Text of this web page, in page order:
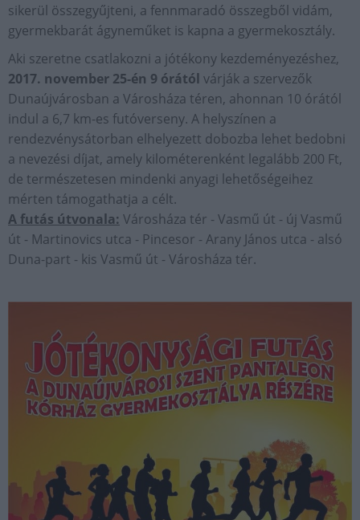
sikerül összegyűjteni, a fennmaradó összegből vidám,
gyermekbarát ágyneműket is kapna a gyermekosztály.
Aki szeretne csatlakozni a jótékony kezdeményezéshez,
2017. november 25-én 9 órától várják a szervezők
Dunaújvárosban a Városháza téren, ahonnan 10 órától
indul a 6,7 km-es futóverseny. A helyszínen a
rendezvénysátorban elhelyezett dobozba lehet bedobni
a nevezési díjat, amely kilométerenként legalább 200 Ft,
de természetesen mindenki anyagi lehetőségeihez
mérten támogathatja a célt.
A futás útvonala: Városháza tér - Vasmű út - új Vasmű
út - Martinovics utca - Pincesor - Arany János utca - alsó
Duna-part - kis Vasmű út - Városháza tér.